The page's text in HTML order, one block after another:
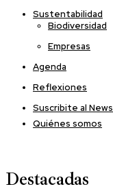
Sustentabilidad
Biodiversidad
Empresas
Agenda
Reflexiones
Suscribite al
Quiénes somos
Destacadas